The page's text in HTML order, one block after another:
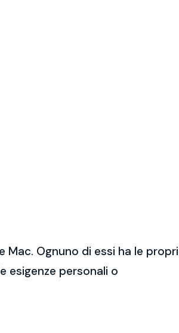
Ognuno di essi ha le
esigenze personali o